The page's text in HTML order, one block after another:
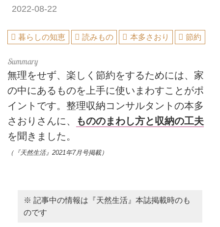
2022-08-22
暮らしの知恵 読みもの 本多さおり 節約
無理をせず、楽しく節約をするためには、家
の中にあるものを上手に使いまわすことがポ
イントです。整理収納コンサルタントの本多
さおりさんに、
もののまわし方と収納の工夫
を聞きました。
（『天然生活』2021年7月号掲載）
※ 記事中の情報は『天然生活』本誌掲載時のも
のです